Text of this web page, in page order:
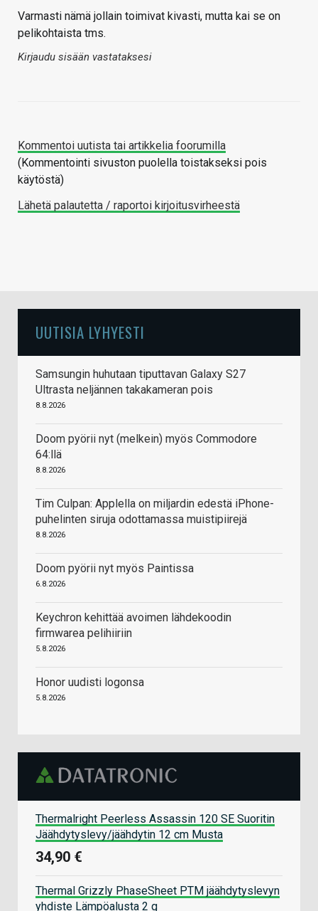
Varmasti nämä jollain toimivat kivasti, mutta kai se on
pelikohtaista tms.
Kirjaudu sisään vastataksesi
Kommentoi uutista tai artikkelia foorumilla
(Kommentointi sivuston puolella toistakseksi pois
käytöstä)
Lähetä palautetta / raportoi kirjoitusvirheestä
UUTISIA LYHYESTI
Samsungin huhutaan tiputtavan Galaxy S27
Ultrasta neljännen takakameran pois
8.8.2026
Doom pyörii nyt (melkein) myös Commodore
64:llä
8.8.2026
Tim Culpan: Applella on miljardin edestä iPhone-
puhelinten siruja odottamassa muistipiirejä
8.8.2026
Doom pyörii nyt myös Paintissa
6.8.2026
Keychron kehittää avoimen lähdekoodin
firmwarea pelihiiriin
5.8.2026
Honor uudisti logonsa
5.8.2026
Thermalright Peerless Assassin 120 SE Suoritin
Jäähdytyslevy/jäähdytin 12 cm Musta
34,90 €
Thermal Grizzly PhaseSheet PTM jäähdytyslevyn
yhdiste Lämpöalusta 2 g